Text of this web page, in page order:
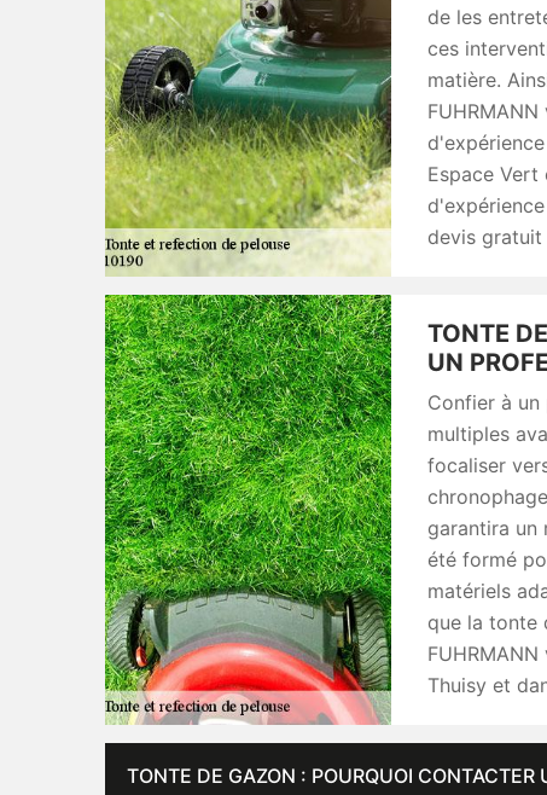
de les
ces
matière.
Espace Vert
devis gratuit
TONTE
UN
Confier à
multiples
focaliser
garantira un
été formé
matériels
que la tonte
Thuisy et
TONTE DE GAZON : POURQUOI CONTACTER